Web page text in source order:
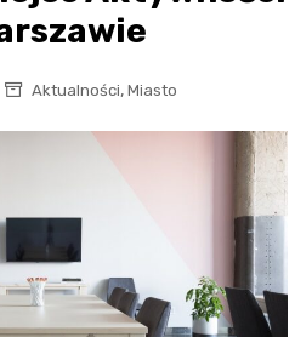
Aktualności, Miasto